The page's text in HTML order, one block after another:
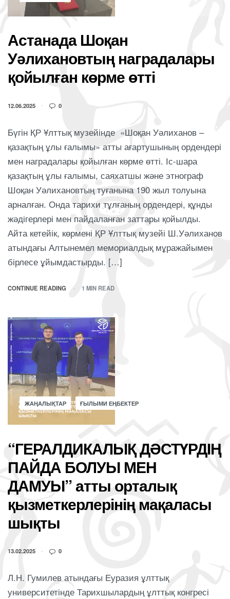
Астанада Шоқан
Уәлихановтың наградалары
қойылған көрме өтті
12.06.2025 0
Бүгін ҚР Ұлттық музейінде «Шоқан Уәлиханов –
қазақтың ұлы ғалымы» атты ағартушының ордендері
мен наградалары қойылған көрме өтті. Іс-шара
қазақтың ұлы ғалымы, саяхатшы және этнограф
Шоқан Уәлихановтың туғанына 190 жыл толуына
арналған. Онда тарихи тұлғаның ордендері, құнды
жәдігерлері мен пайдаланған заттары қойылды.
Айта кетейік, көрмені ҚР Ұлттық музейі Ш.Уәлиханов
атындағы Алтынемел мемориалдық мұражайымен
бірлесе ұйымдастырды. […]
CONTINUE READING 1 MIN READ
ЖАҢАЛЫҚТАР ҒЫЛЫМИ ЕҢБЕКТЕР
“ГЕРАЛДИКАЛЫҚ ДӘСТҮРДІҢ
ПАЙДА БОЛУЫ МЕН
ДАМУЫ” атты орталық
қызметкерлерінің мақаласы
шықты
13.02.2025 0
Л.Н. Гумилев атындағы Еуразия ұлттық
университетінде Тарихшылардың ұлттық конгресі